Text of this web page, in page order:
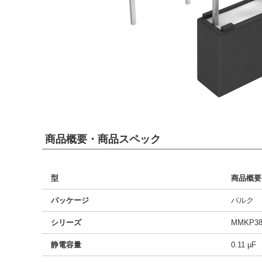
商品概要・商品スペック
型 商品概要
パッケージ バルク
シリーズ
静電容量 0.11 µF